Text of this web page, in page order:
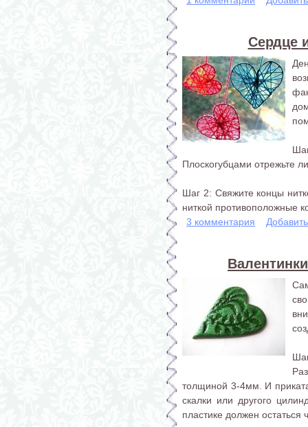
Сердце
Плоскогубцами отрежьте
Шаг 2: Свяжите концы
ниткой противоположные
3 комментария
толщиной 3-4мм. И
скалки или другого
пластике должен остаться